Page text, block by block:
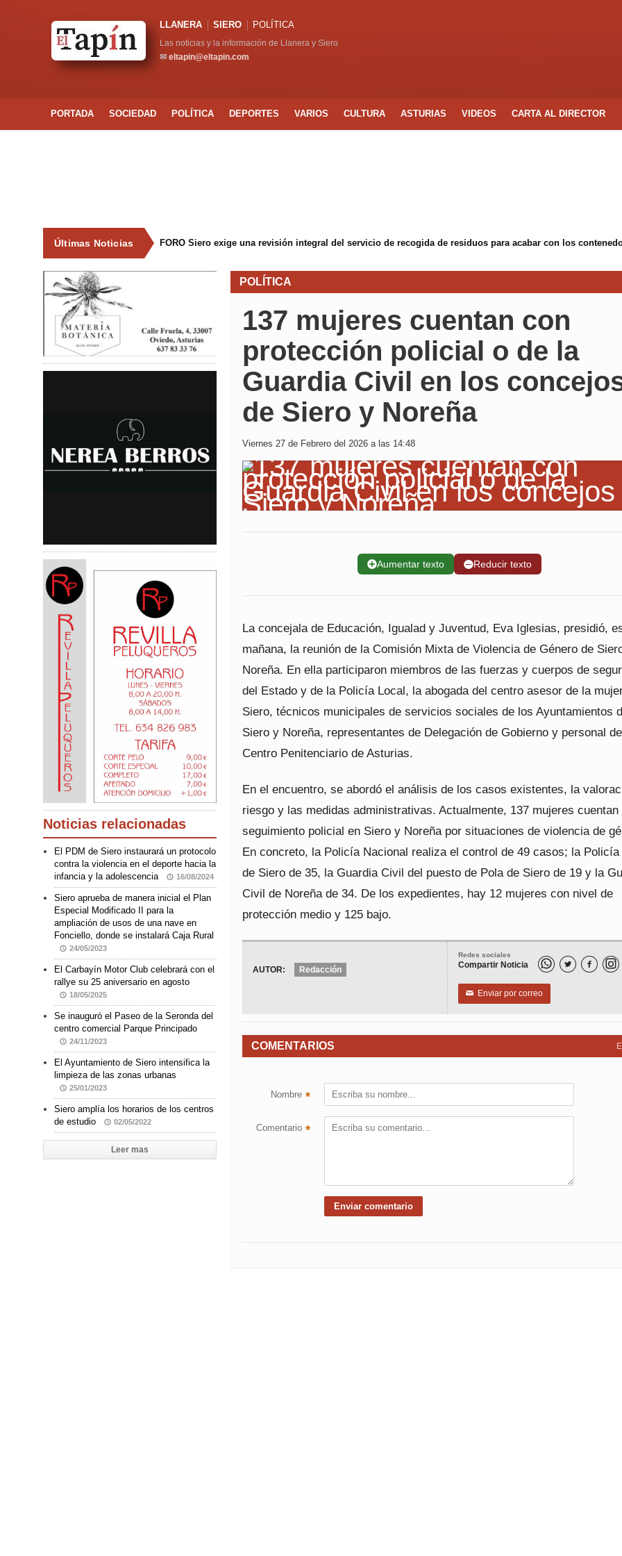
LLANERA SIERO POLÍTICA
Las noticias y la información de Llanera y Siero
✉ eltapin@eltapin.com
PORTADA SOCIEDAD POLÍTICA DEPORTES VARIOS CULTURA ASTURIAS VIDEOS CARTA AL DIRECTOR
Últimas Noticias FORO Siero exige una revisión integral del servicio de recogida de residuos para acabar con los
POLÍTICA
137 mujeres cuentan con
protección policial o de la
Guardia Civil en los
de Siero y Noreña
Viernes 27 de Febrero del 2026 a las 14:48
➕Aumentar texto ➖Reducir texto
La concejala de Educación, Igualad y Juventud, Eva Iglesias, presidió,
mañana, la reunión de la Comisión Mixta de Violencia de Género de
Noreña. En ella participaron miembros de las fuerzas y cuerpos de
del Estado y de la Policía Local, la abogada del centro asesor de la
Siero, técnicos municipales de servicios sociales de los Ayuntamientos
Siero y Noreña, representantes de Delegación de Gobierno y personal
Centro Penitenciario de Asturias.
En el encuentro, se abordó el análisis de los casos existentes, la
riesgo y las medidas administrativas. Actualmente, 137 mujeres cuentan
seguimiento policial en Siero y Noreña por situaciones de violencia de
En concreto, la Policía Nacional realiza el control de 49 casos; la Policía
de Siero de 35, la Guardia Civil del puesto de Pola de Siero de 19 y la
Civil de Noreña de 34. De los expedientes, hay 12 mujeres con nivel de
protección medio y 125 bajo.
Redes sociales
Compartir Noticia  
✉ Enviar por correo
AUTOR: Redacción
COMENTARIOS
Nombre *
Comentario *
Noticias relacionadas
El PDM de Siero instaurará un protocolo
contra la violencia en el deporte hacia la
infancia y la adolescencia
16/08/2024
Siero aprueba de manera inicial el Plan
Especial Modificado II para la
ampliación de usos de una nave en
Fonciello, donde se instalará Caja Rural
24/05/2023
El Carbayín Motor Club celebrará con el
rallye su 25 aniversario en agosto
18/05/2025
Se inauguró el Paseo de la Seronda del
centro comercial Parque Principado
24/11/2023
El Ayuntamiento de Siero intensifica la
limpieza de las zonas urbanas
25/01/2023
Siero amplía los horarios de los centros
de estudio
02/05/2022
Leer mas